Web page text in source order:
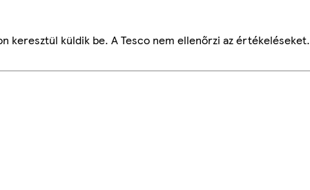
keresztül küldik be. A Tesco nem ellenőrzi az értékeléseket.